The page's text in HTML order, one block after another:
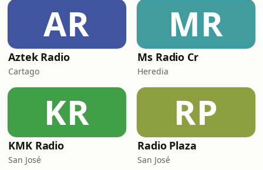
AR
Aztek Radio
Cartago
MR
Ms Radio Cr
Heredia
KR
KMK Radio
San José
RP
Radio Plaza
San José